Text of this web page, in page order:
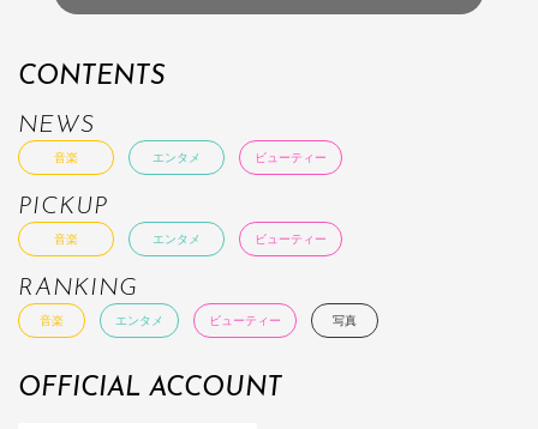
CONTENTS
NEWS
音楽 エンタメ ビューティー
PICKUP
音楽 エンタメ ビューティー
RANKING
音楽 エンタメ ビューティー 写真
OFFICIAL ACCOUNT